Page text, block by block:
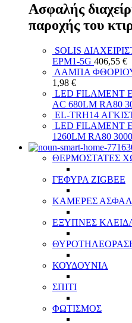
Ασφαλής
παροχής του
SOLIS
EPM1-5G 406,55 €
ΛΑΜΠΑ
1,98 €
LED FILAMENT
AC 680LM RA80
EL-TRH14
LED FILAMENT
1260LM RA80
ΘΕΡΜΟΣΤΑΤΕΣ
ΓΕΦΥΡΑ ZIGBEE
ΚΑΜΕΡΕΣ
ΕΞΥΠΝΕΣ
ΚΟΥΔΟΥΝΙΑ
ΣΠΙΤΙ
ΦΩΤΙΣΜΟΣ